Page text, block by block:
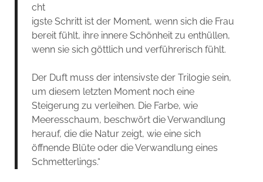
cht
igste Schritt ist der Moment, wenn sich die Frau
bereit fühlt, ihre innere Schönheit zu enthüllen,
wenn sie sich göttlich und verführerisch fühlt.
Der Duft muss der intensivste der Trilogie sein,
um diesem letzten Moment noch eine
Steigerung zu verleihen. Die Farbe, wie
Meeresschaum, beschwört die Verwandlung
herauf, die die Natur zeigt, wie eine sich
öffnende Blüte oder die Verwandlung eines
Schmetterlings.“